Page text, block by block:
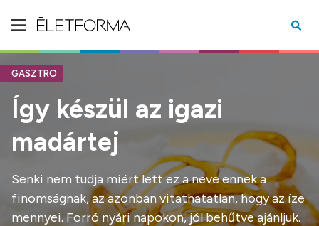
GASZTRO
Így készül az igazi
madártej
Senki nem tudja miért lett ez a neve ennek a
finomságnak, az azonban vitathatatlan, hogy az íze
mennyei. Forró nyári napokon, jól behűtve ajánljuk.